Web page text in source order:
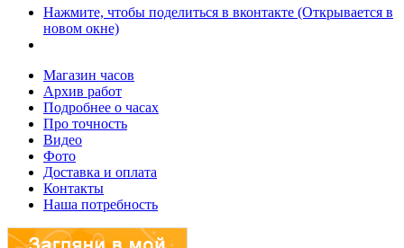
Нажмите, чтобы поделиться в вконтакте (Открывается в
новом окне)
Магазин часов
Архив работ
Подробнее о часах
Про точность
Видео
Фото
Доставка и оплата
Контакты
Наша потребность